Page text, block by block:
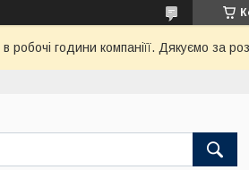
години компаніїї. Дякуємо за